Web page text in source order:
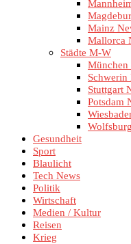
Mainz
Mallorca
Städte M-W
München
Schwerin
Stuttgart
Potsdam
Gesundheit
Sport
Blaulicht
Tech News
Politik
Wirtschaft
Medien / Kultur
Reisen
Krieg